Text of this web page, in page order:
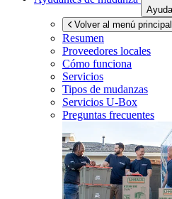
Volver al menú principal
Resumen
Proveedores locales
Cómo funciona
Servicios
Tipos de mudanzas
Servicios U-Box
Preguntas frecuentes